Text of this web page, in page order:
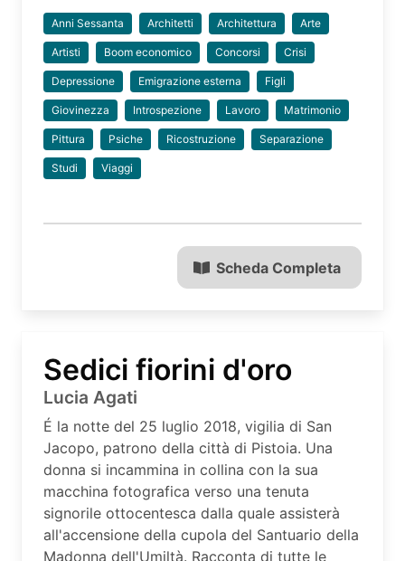
Anni Sessanta Architetti Architettura Arte
Artisti Boom economico Concorsi Crisi
Depressione Emigrazione esterna Figli
Giovinezza Introspezione Lavoro Matrimonio
Pittura Psiche Ricostruzione Separazione
Studi Viaggi
Scheda Completa
Sedici fiorini d'oro
Lucia Agati
É la notte del 25 luglio 2018, vigilia di San
Jacopo, patrono della città di Pistoia. Una
donna si incammina in collina con la sua
macchina fotografica verso una tenuta
signorile ottocentesca dalla quale assisterà
all'accensione della cupola del Santuario della
Madonna dell'Umiltà. Racconta di tutte le